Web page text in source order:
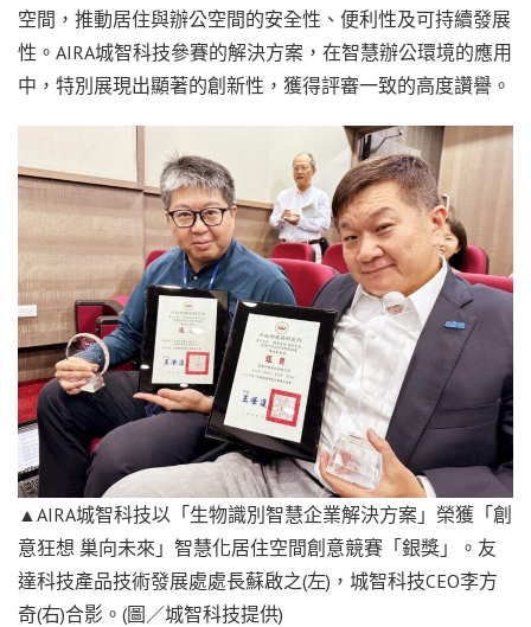
空間，推動居住與辦公空間的安全性、便利性及可持續發展
性。AIRA城智科技參賽的解決方案，在智慧辦公環境的應用
中，特別展現出顯著的創新性，獲得評審一致的高度讚譽。
▲AIRA城智科技以「生物識別智慧企業解決方案」榮獲「創
意狂想 巢向未來」智慧化居住空間創意競賽「銀獎」。友
達科技產品技術發展處處長蘇啟之(左)，城智科技CEO李方
奇(右)合影。(圖／城智科技提供)